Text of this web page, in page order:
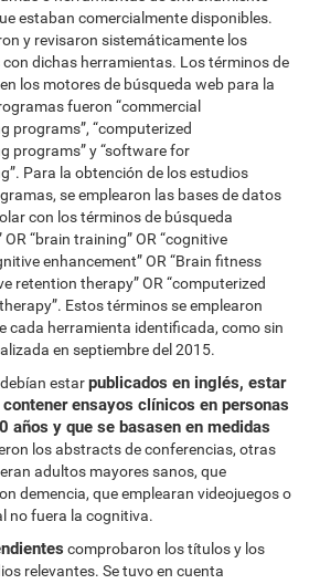
estaban comercialmente disponibles.
y revisaron sistemáticamente los
dichas herramientas. Los términos de
los motores de búsqueda web para la
fueron “commercial
programs”, “computerized
programs” y “software for
Para la obtención de los estudios
se emplearon las bases de datos
con los términos de búsqueda
“brain training” OR “cognitive
enhancement” OR “Brain fitness
retention therapy” OR “computerized
Estos términos se emplearon
cada herramienta identificada, como sin
en septiembre del 2015.
estarpublicados en inglés, estar
ensayos clínicos en personas
años y que se basasen en medidas
los abstracts de conferencias, otras
adultos mayores sanos, que
demencia, que emplearan videojuegos o
no fuera la cognitiva.
comprobaron los títulos y los
relevantes. Se tuvo en cuenta